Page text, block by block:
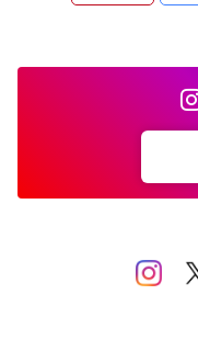
バナースタンド
ブレッドバスケット
フォンデュ用パン
酢漬けピクルス